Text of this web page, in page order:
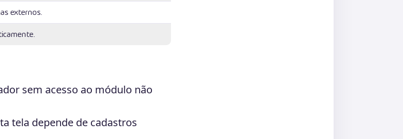
externos.
sem acesso ao módulo não
tela depende de cadastros